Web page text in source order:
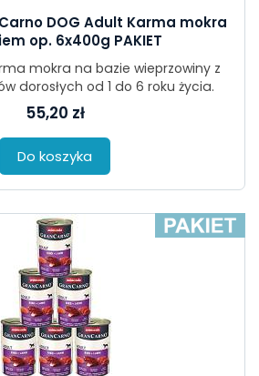
DOG Adult Karma mokra
op. 6x400g PAKIET
mokra na bazie wieprzowiny z
dorosłych od 1 do 6 roku życia.
55,20 zł
Do koszyka